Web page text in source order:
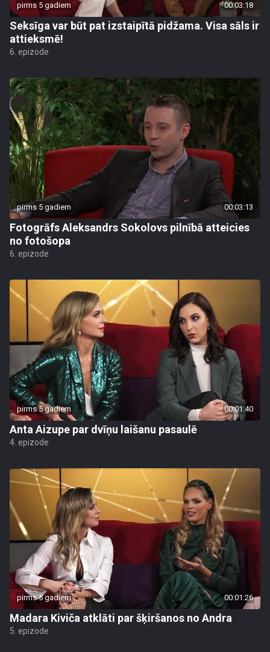
pirms 5 gadiem 00:03:18
Seksīga var būt pat izstaipītā pidžama. Visa sāls ir
attieksmē!
6. epizode
pirms 5 gadiem 00:03:13
Fotogrāfs Aleksandrs Sokolovs pilnībā atteicies
no fotošopa
6. epizode
pirms 5 gadiem 00:01:40
Anta Aizupe par dvīņu laišanu pasaulē
4. epizode
pirms 5 gadiem 00:01:26
Madara Kiviča atklāti par šķiršanos no Andra
5. epizode